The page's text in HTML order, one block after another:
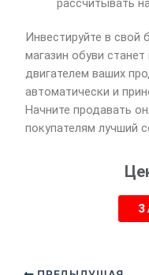
рассчитывать
Инвестируйте в свой
магазин обуви
двигателем ваших
автоматически и
Начните продавать
покупателям лучший